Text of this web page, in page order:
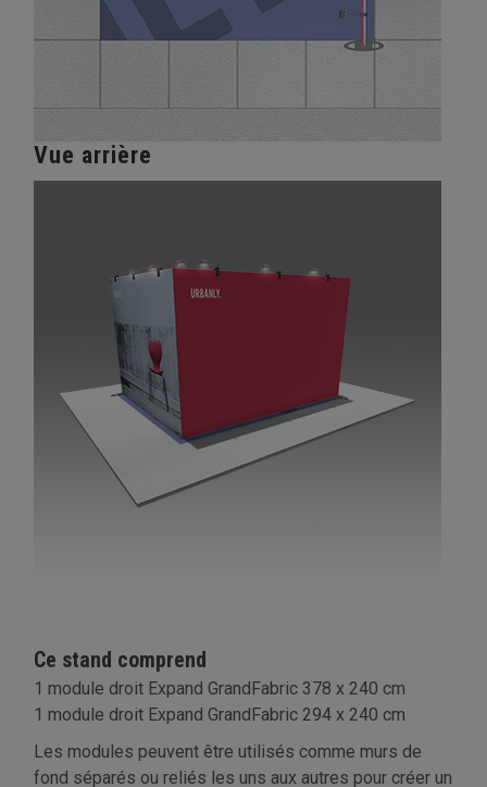
Vue arrière
Ce stand comprend
1 module droit Expand GrandFabric 378 x 240 cm
1 module droit Expand GrandFabric 294 x 240 cm
Les modules peuvent être utilisés comme murs de
fond séparés ou reliés les uns aux autres pour créer un